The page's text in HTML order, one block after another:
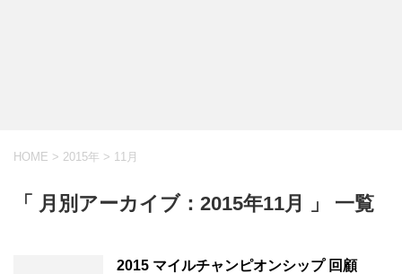
HOME > 2015年 > 11月
「 月別アーカイブ：2015年11月 」 一覧
2015 マイルチャンピオンシップ 回顧